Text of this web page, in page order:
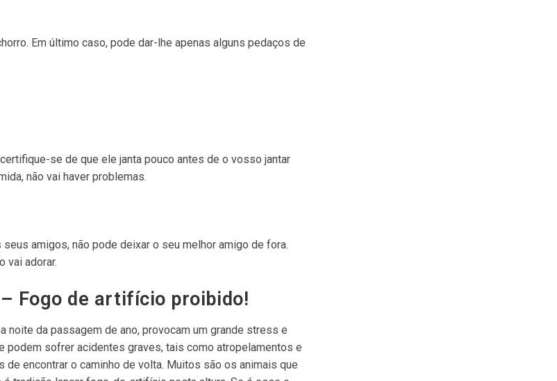
Em último caso, pode dar-lhe apenas alguns pedaços de
se de que ele janta pouco antes de o vosso jantar
não vai haver problemas.
amigos, não pode deixar o seu melhor amigo de fora.
vai adorar.
Fogo de artifício proibido!
da passagem de ano, provocam um grande stress e
podem sofrer acidentes graves, tais como atropelamentos e
encontrar o caminho de volta. Muitos são os animais que